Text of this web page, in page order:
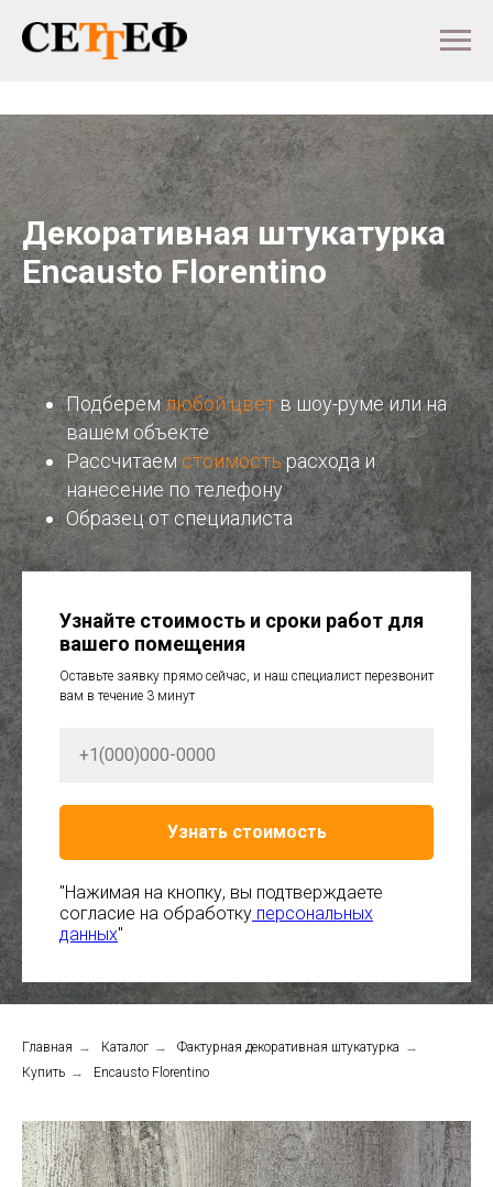
Декоративная штукатурка
Encausto Florentino
Подберемлюбой цвет в шоу-руме или на
вашем объекте
Рассчитаем стоимостьрасхода и
нанесение по телефону
Образец от специалиста
Узнайте стоимость и сроки работ для
вашего помещения
Оставьте заявку прямо сейчас, и наш специалист перезвонит
вам в течение 3 минут
Узнать стоимость
"Нажимая на кнопку, вы подтверждаете
согласие на обработку персональных
данных"
Главная → Каталог → Фактурная декоративная штукатурка →
Купить → Encausto Florentino